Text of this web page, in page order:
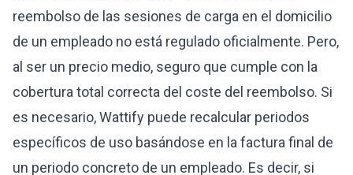
reembolso de las sesiones de carga en el domicilio
de un empleado no está regulado oficialmente. Pero,
al ser un precio medio, seguro que cumple con la
cobertura total correcta del coste del reembolso. Si
es necesario, Wattify puede recalcular periodos
específicos de uso basándose en la factura final de
un periodo concreto de un empleado. Es decir, si